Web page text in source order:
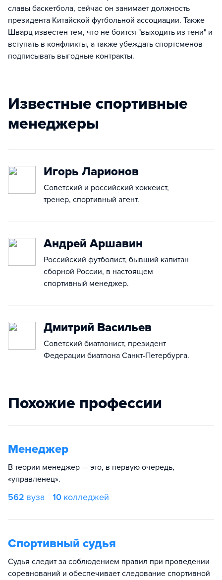
славы баскетбола, сейчас он занимает должность
президента Китайской футбольной ассоциации. Также
Шварц известен тем, что не боится "выходить из тени" и
вступать в конфликты, а также убеждать спортсменов
подписывать выгодные контракты.
Известные спортивные
менеджеры
Игорь Ларионов
Советский и российский хоккеист,
тренер, спортивный агент.
Андрей Аршавин
Российский футболист, бывший капитан
сборной России, в настоящем
спортивный менеджер.
Дмитрий Васильев
Советский биатлонист, президент
Федерации биатлона Санкт-Петербурга.
Похожие профессии
Менеджер
В теории менеджер — это, в первую очередь,
«управленец».
562 вуза 10 колледжей
Спортивный судья
Судья следит за соблюдением правил при проведении
соревнований и обеспечивает следование спортивной